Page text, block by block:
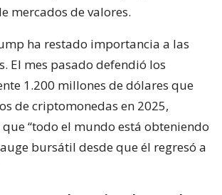
mercados de valores.
ha restado importancia a las
El mes pasado defendió los
1.200 millones de dólares que
de criptomonedas en 2025,
“todo el mundo está obteniendo
bursátil desde que él regresó a